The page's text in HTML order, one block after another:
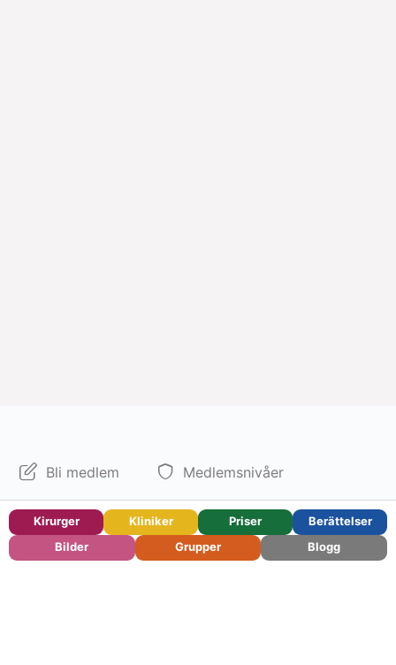
Kirurger Kliniker Priser
Berättelser
Bilder
Grupper Blogg
Bli medlem Medlemsnivåer
Kontakt Press
För kliniker och kirurger Användarvillkor